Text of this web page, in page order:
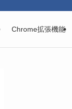
Chrome拡張機能